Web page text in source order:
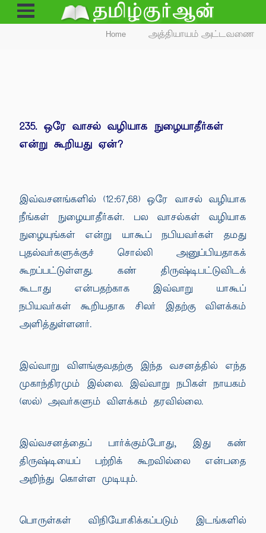
Open
Menu
Home அத்தியாயம் அட்டவணை
235. ஒரே வாசல் வழியாக நுழையாதீர்கள்
என்று கூறியது ஏன்?
இவ்வசனங்களில் (12:67,68) ஒரே வாசல் வழியாக
நீங்கள் நுழையாதீர்கள். பல வாசல்கள் வழியாக
நுழையுங்கள் என்று யாகூப் நபியவர்கள் தமது
புதல்வர்களுக்குச் சொல்லி அனுப்பியதாகக்
கூறப்பட்டுள்ளது. கண் திருஷ்டிபட்டுவிடக்
கூடாது என்பதற்காக இவ்வாறு யாகூப்
நபியவர்கள் கூறியதாக சிலர் இதற்கு விளக்கம்
அளித்துள்ளனர்.
இவ்வாறு விளங்குவதற்கு இந்த வசனத்தில் எந்த
முகாந்திரமும் இல்லை. இவ்வாறு நபிகள் நாயகம்
(ஸல்) அவர்களும் விளக்கம் தரவில்லை.
இவ்வசனத்தைப் பார்க்கும்போது, இது கண்
திருஷ்டியைப் பற்றிக் கூறவில்லை என்பதை
அறிந்து கொள்ள முடியும்.
பொருள்கள் விநியோகிக்கப்படும் இடங்களில்